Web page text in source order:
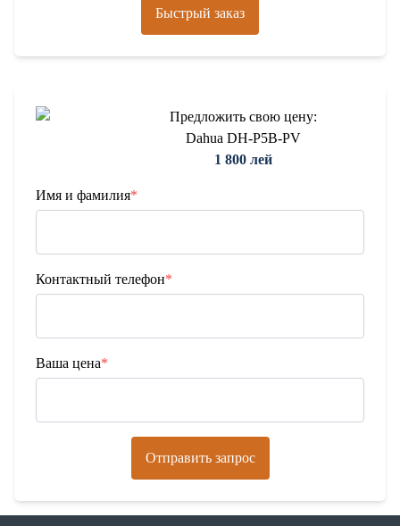
Быстрый заказ
Предложить свою цену:
Dahua DH-P5B-PV
1 800 лей
Имя и фамилия*
Контактный телефон*
Ваша цена*
Отправить запрос